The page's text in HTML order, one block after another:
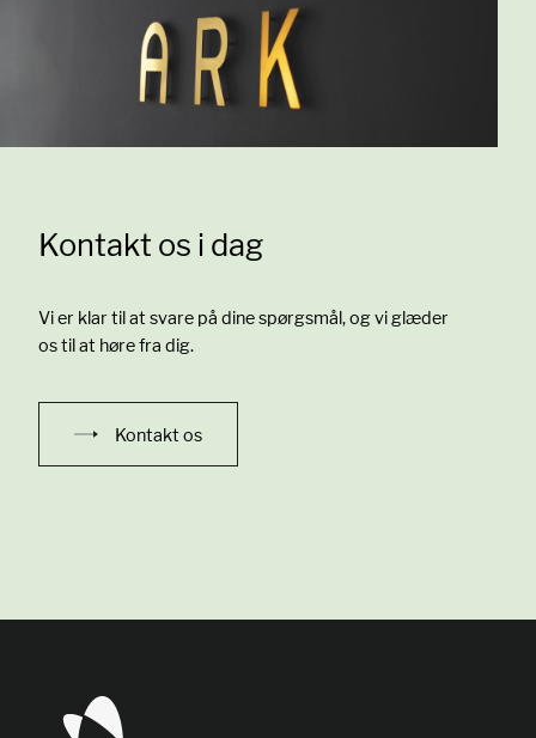
Kontakt os i dag
Vi er klar til at svare på dine spørgsmål, og vi glæder
os til at høre fra dig.
Kontakt os